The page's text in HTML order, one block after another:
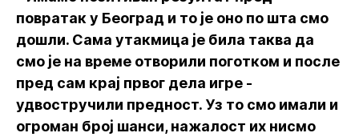
повратак у Београд и то је оно по шта смо
дошли. Сама утакмица је била таква да
смо је на време отворили поготком и после
пред сам крај првог дела игре -
удвостручили предност. Уз то смо имали и
огроман број шанси, нажалост их нисмо